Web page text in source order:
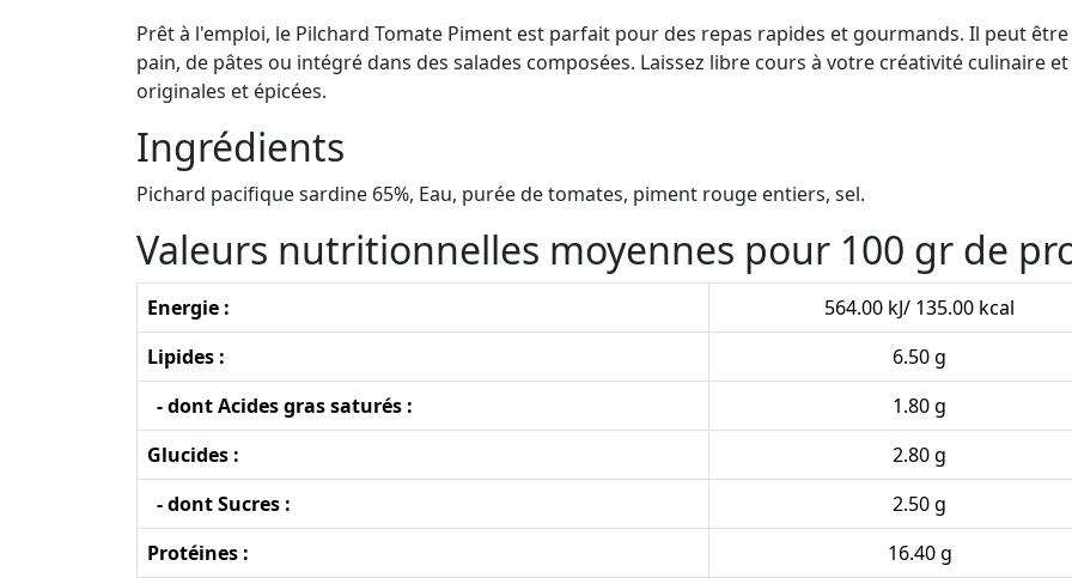
Prêt à l'emploi, le Pilchard Tomate Piment est parfait pour des repas rapides et gourmands. Il peut
pain, de pâtes ou intégré dans des salades composées. Laissez libre cours à votre créativité culinaire
originales et épicées.
Ingrédients
Pichard pacifique sardine 65%, Eau, purée de tomates, piment rouge entiers, sel.
Valeurs nutritionnelles moyennes pour 100 gr de
Energie :
564.00 kJ/ 135.00 kcal
Lipides :
6.50 g
- dont Acides gras saturés :
1.80 g
Glucides :
2.80 g
- dont Sucres :
2.50 g
Protéines :
16.40 g